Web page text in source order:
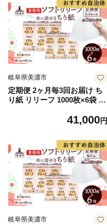
レ用品 備蓄 ストック 非常用
生活応援 川一製紙 送料無料
岐阜県
岐阜県美濃市
定期便 2ヶ月毎3回お届け ち
り紙 リリーフ 1000枚×6袋 紙
落とし紙 ペーパー 紙 紙製品
め買い トイレに流せる 介護
川一製紙 送料無料 岐阜県 美
濃市
41,000円
岐阜県美濃市